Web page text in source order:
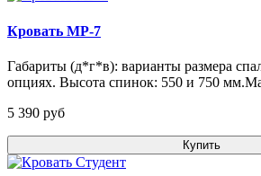
Кровать МР-7
Габариты (д*г*в): варианты размера
опциях. Высота спинок: 550 и 750
5 390 pуб
Купить